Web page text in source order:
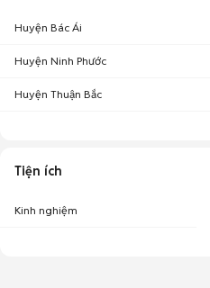
Huyện Bác Ái
Huyện Ninh Phước
Huyện Thuận Bắc
Tiện ích
Kinh nghiệm